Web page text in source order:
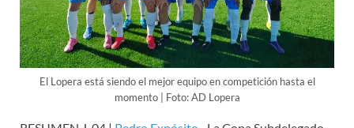
El Lopera está siendo el mejor equipo en competición hasta el
momento | Foto: AD Lopera